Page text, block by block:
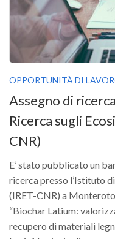
OPPORTUNITÀ DI
Assegno di
Ricerca sugli
CNR)
E’ stato pubblicato un
ricerca presso l’Istituto
(IRET-CNR) a
“Biochar Latium:
recupero di materiali